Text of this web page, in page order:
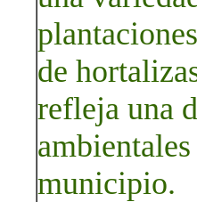
de
refleja una
municipio.